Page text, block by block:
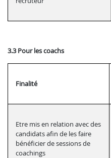
3.3 Pour les coachs
Finalité
Etre mis en relation avec des
candidats afin de les faire
bénéficier de sessions de
coachings